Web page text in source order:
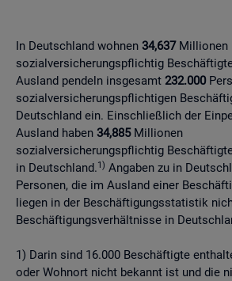
In Deutschland wohnen 34,637Millionen
sozialversicherungspflichtig
Ausland pendeln insgesamt 232.000
sozialversicherungspflichtigen
Deutschland ein. Einschließlich der
Ausland haben 34,885Millionen
sozialversicherungspflichtig
in Deutschland.1) Angaben zu in
Personen, die im Ausland einer
liegen in der Beschäftigungsstatistik
Beschäftigungsverhältnisse in
1) Darin sind 16.000 Beschäftigte
oder Wohnort nicht bekannt ist und die